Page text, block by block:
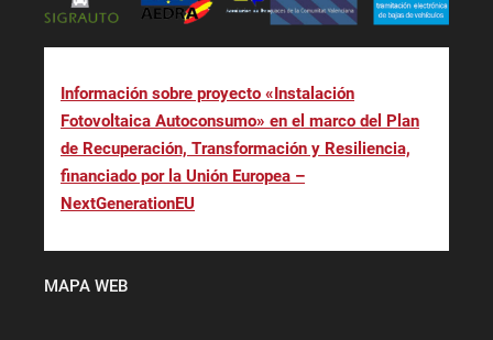
Información sobre proyecto «Instalación
Fotovoltaica Autoconsumo» en el marco del Plan
de Recuperación, Transformación y Resiliencia,
financiado por la Unión Europea –
NextGenerationEU
MAPA WEB